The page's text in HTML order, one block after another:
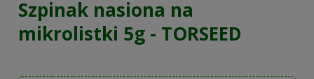
Szpinak nasiona na
mikrolistki 5g - TORSEED